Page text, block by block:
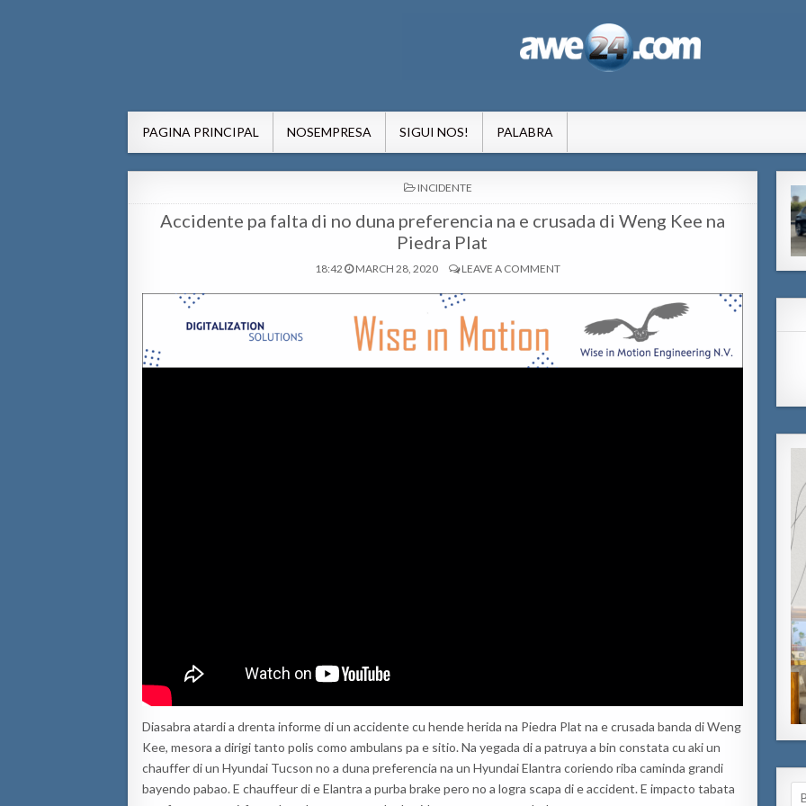
PAGINA PRINCIPAL NOSEMPRESA SIGUI NOS! PALABRA
POSTED
IN
INCIDENTE
Accidente pa falta di no duna preferencia na e crusada di Weng Kee na
Piedra Plat
18:42 MARCH 28, 2020 LEAVE A COMMENT
Diasabra atardi a drenta informe di un accidente cu hende herida na Piedra Plat na e crusada banda di Weng
Kee, mesora a dirigi tanto polis como ambulans pa e sitio. Na yegada di a patruya a bin constata cu aki un
chauffer di un Hyundai Tucson no a duna preferencia na un Hyundai Elantra coriendo riba caminda grandi
bayendo pabao. E chauffeur di e Elantra a purba brake pero no a logra scapa di e accident. E impacto tabata